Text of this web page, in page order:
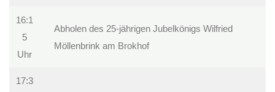
16:1
5
Uhr
Abholen des 25-jährigen Jubelkönigs Wilfried
Möllenbrink am Brokhof
17:3